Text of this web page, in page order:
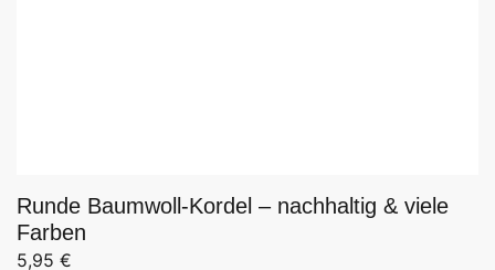
Runde Baumwoll-Kordel – nachhaltig & viele
Farben
5,95 €